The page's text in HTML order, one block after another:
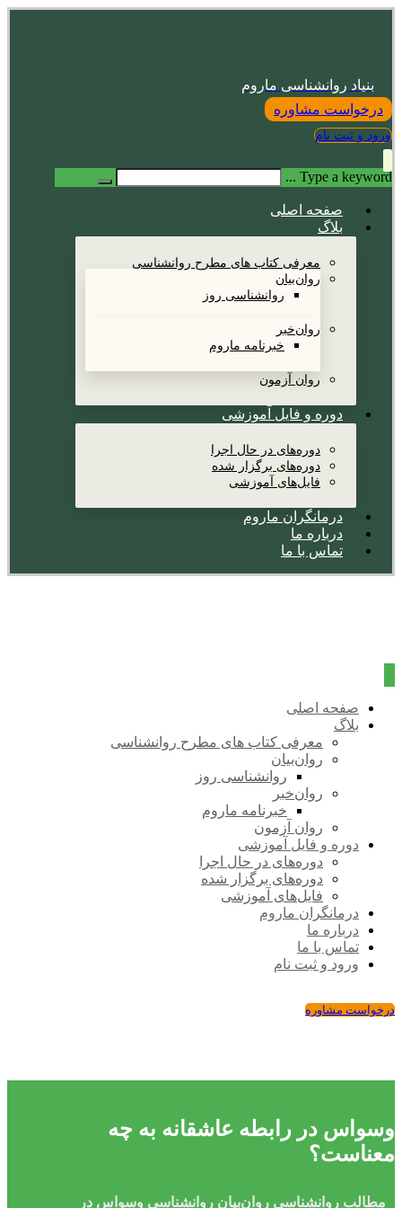
بنیاد روانشناسی ماروم
درخواست مشاوره
ورود و ثبت نام
Type a keyword ...
صفحه اصلی
بلاگ
معرفی کتاب های مطرح روانشناسی
روان‌بیان
روانشناسی روز
روان‌خبر
خبرنامه ماروم
روان آزمون
دوره و فایل آموزشی
دوره‌های در حال اجرا
دوره‌های برگزار شده
فایل‌های آموزشی
درمانگران ماروم
درباره ما
تماس با ما
صفحه اصلی
بلاگ
معرفی کتاب های مطرح روانشناسی
روان‌بیان
روانشناسی روز
روان‌خبر
خبرنامه ماروم
روان آزمون
دوره و فایل آموزشی
دوره‌های در حال اجرا
دوره‌های برگزار شده
فایل‌های آموزشی
درمانگران ماروم
درباره ما
تماس با ما
ورود و ثبت نام
درخواست مشاوره
وسواس در رابطه عاشقانه به چه
معناست؟
مطالب روانشناسی روان‌بیان روانشناسی وسواس در